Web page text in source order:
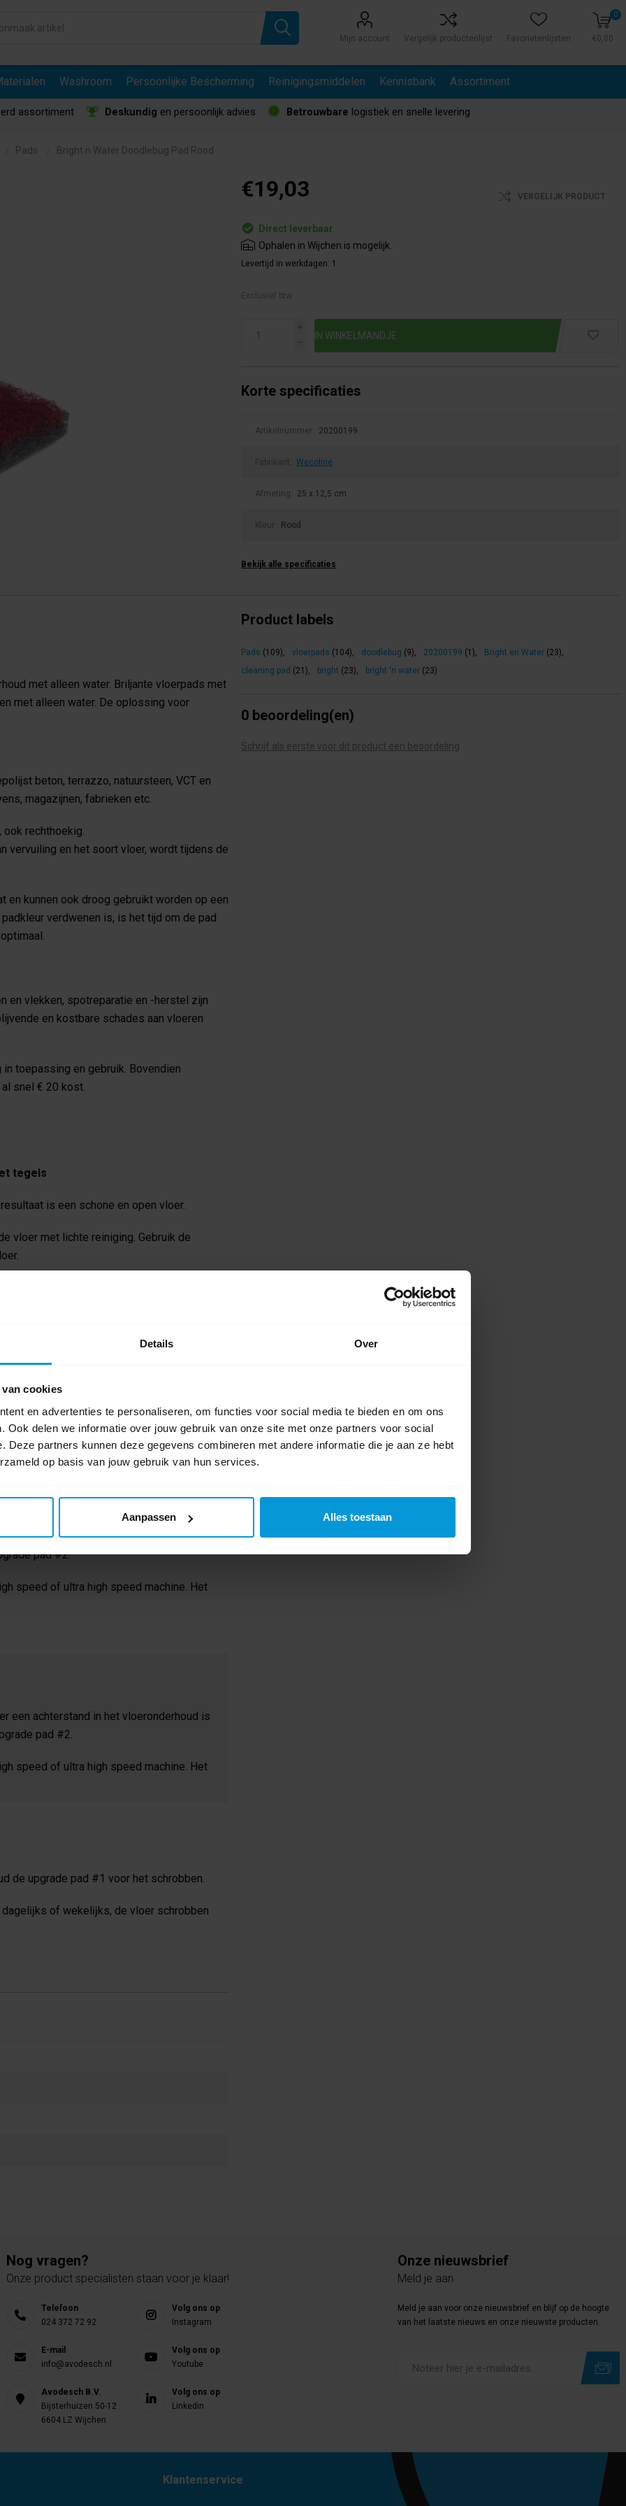
Details Over
cookies
en advertenties te personaliseren, om functies voor social media te bieden en om ons
Ook delen we informatie over jouw gebruik van onze site met onze partners voor social
Deze partners kunnen deze gegevens combineren met andere informatie die je aan ze hebt
op basis van jouw gebruik van hun services.
Aanpassen Alles toestaan
Mijn account Vergelijk productenlijst Favorietenlijsten
0
€0,00
Washroom Persoonlijke Bescherming Reinigingsmiddelen Kennisbank Assortiment
assortiment Deskundig en persoonlijk advies Betrouwbare logistiek en snelle levering
Pads Bright n Water Doodlebug Pad Rood
€19,03 VERGELIJK PRODUCT
Direct leverbaar
Ophalen in Wijchen is mogelijk.
Levertijd in werkdagen: 1
Exclusief btw.
i
h
Korte specificaties
Artikelnummer: 20200199
Fabrikant: Wecoline
Afmeting: 25 x 12,5 cm
Kleur: Rood
Bekijk alle specificaties
met alleen water. Briljante vloerpads met
met alleen water. De oplossing voor
beton, terrazzo, natuursteen, VCT en
magazijnen, fabrieken etc.
ook rechthoekig.
vervuiling en het soort vloer, wordt tijdens de
en kunnen ook droog gebruikt worden op een
verdwenen is, is het tijd om de pad
en vlekken, spotreparatie en -herstel zijn
en kostbare schades aan vloeren
toepassing en gebruik. Bovendien
snel € 20 kost.
tegels
is een schone en open vloer.
vloer met lichte reiniging. Gebruik de
marmer vloer.
kan direct een beschermlaag geplaatst
vloer, onderhoud en behoud van glans
wekelĳks de cleaning pad onder een
speed of ultra high speed machine. Het
een achterstand in het vloeronderhoud is
pad #2.
speed of ultra high speed machine. Het
een achterstand in het vloeronderhoud is
pad #2.
speed of ultra high speed machine. Het
de upgrade pad #1 voor het schrobben.
of wekelĳks, de vloer schrobben
Product labels
Pads (109), vloerpads (104), doodlebug (9), 20200199 (1), Bright en Water (23),
cleaning pad (21), bright (23), bright 'n water (23)
0 beoordeling(en)
Schrijf als eerste voor dit product een beoordeling
Nog vragen?
Onze product specialisten staan voor je klaar!
Telefoon
024 372 72 92
E-mail
info@avodesch.nl
Avodesch B.V.
Bijsterhuizen 50-12
6604 LZ Wijchen
Volg ons op
Instagram
Volg ons op
Youtube
Volg ons op
Linkedin
Onze nieuwsbrief
Meld je aan
Meld je aan voor onze nieuwsbrief en blijf op de hoogte
van het laatste nieuws en onze nieuwste producten.
Klantenservice